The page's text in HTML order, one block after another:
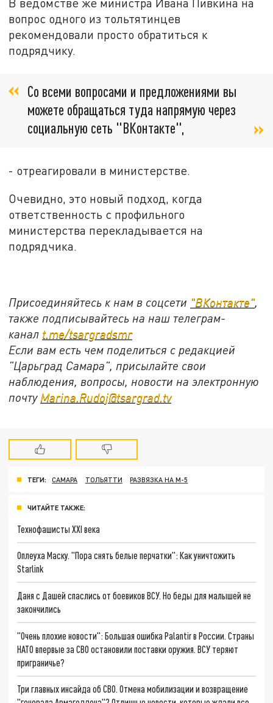
вопрос одного из тольтятинцев
рекомендовали просто обратиться к
подрядчику.
Со всеми вопросами и предложениями вы
можете обращаться туда напрямую через
социальную сеть "ВКонтакте",
- отреагировали в министерстве.
Очевидно, это новый подход, когда
ответственность с профильного
министерства перекладывается на
подрядчика.
Присоединяйтесь к нам в соцсети "ВКонтакте",
также подписывайтесь на наш телеграм-
канал t.me/tsargradsmr
Если вам есть чем поделиться с редакцией
"Царьград Самара", присылайте свои
наблюдения, вопросы, новости на электронную
почту Marina.Rudoj@tsargrad.tv
ТЕГИ: САМАРА ТОЛЬЯТТИ РАЗВЯЗКА НА М-5
ЧИТАЙТЕ ТАКЖЕ:
Технофашисты XXI века
Оплеуха Маску. "Пора снять белые перчатки": Как уничтожить
Starlink
Даня с Дашей спаслись от боевиков ВСУ. Но беды для малышей не
закончились
"Очень плохие новости": Большая ошибка Palantir в России. Страны
НАТО впервые за СВО остановили поставки оружия. ВСУ теряют
приграничье?
Три главных инсайда об СВО. Отмена мобилизации и возвращение